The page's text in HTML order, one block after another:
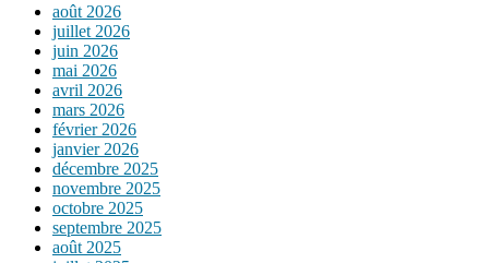
août 2026
juillet 2026
juin 2026
mai 2026
avril 2026
mars 2026
février 2026
janvier 2026
décembre 2025
novembre 2025
octobre 2025
septembre 2025
août 2025